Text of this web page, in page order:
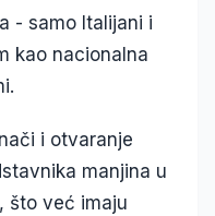
- samo Italijani i
kao nacionalna
i otvaranje
manjina u
što već imaju